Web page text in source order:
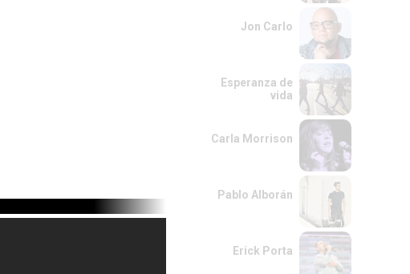
Jon Carlo
Esperanza de
vida
Carla Morrison
Pablo Alborán
Erick Porta